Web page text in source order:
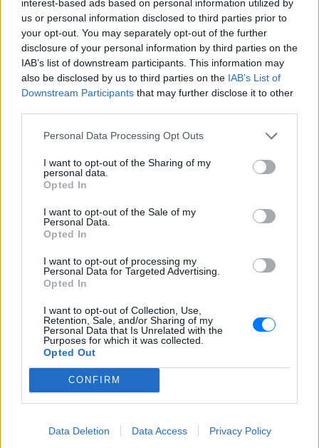
interest-based ads based on personal information utilized by
us or personal information disclosed to third parties prior to
your opt-out. You may separately opt-out of the further
disclosure of your personal information by third parties on the
IAB’s list of downstream participants. This information may
also be disclosed by us to third parties on the IAB’s List of
Downstream Participants that may further disclose it to other
Personal Data Processing Opt Outs
I want to opt-out of the Sharing of my
personal data.
Opted In
I want to opt-out of the Sale of my
Personal Data.
Opted In
I want to opt-out of processing my
Personal Data for Targeted Advertising.
Opted In
I want to opt-out of Collection, Use,
Retention, Sale, and/or Sharing of my
Personal Data that Is Unrelated with the
Purposes for which it was collected.
Opted Out
CONFIRM
Data Deletion Data Access Privacy Policy
υποκριτική
Η Τζέσι Κέιβ, που υποδυόταν τη
Λάβεντερ Μπράουν, αποκάλυψε ότι την
πρώτη μέρα στην πλατφόρμα εισέπραξε
17.500 ευρώ
που την «κατέστρεψε» και η
προειδοποίηση στις γυναίκες
Η ποπ σταρ μοιράστηκε την άσχημη
εβδομάδες.
στιγμή που έγινε viral από το
ροζ πάρτι της Κάιλι Τζένερ
Η ιδρύτρια της Rhode διασκέδασε άνευ
ορίων στη γενέθλια γιορτή της親ής της
φίλης στο Μπέβερλι Χιλς, σε ένα πάρτι
που δεν πέρασε απαρατήρητο.